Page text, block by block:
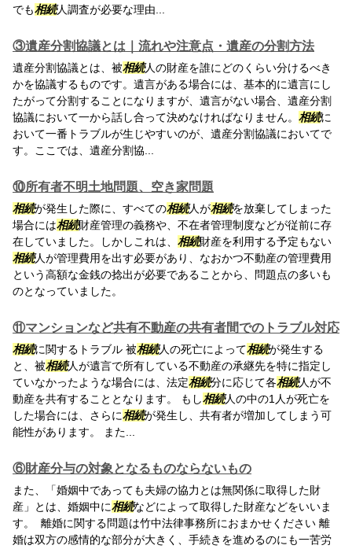
でも相続人調査が必要な理由...
③遺産分割協議とは｜流れや注意点・遺産の分割方法
遺産分割協議とは、被相続人の財産を誰にどのくらい分けるべき
かを協議するものです。遺言がある場合には、基本的に遺言にし
たがって分割することになりますが、遺言がない場合、遺産分割
協議において一から話し合って決めなければなりません。 相続に
おいて一番トラブルが生じやすいのが、遺産分割協議においてで
す。ここでは、遺産分割協...
⑩所有者不明土地問題、空き家問題
相続が発生した際に、すべての相続人が相続を放棄してしまった
場合には相続財産管理の義務や、不在者管理制度などが従前に存
在していました。しかしこれは、 相続財産を利用する予定もない
相続人が管理費用を出す必要があり、なおかつ不動産の管理費用
という高額な金銭の捻出が必要であることから、問題点の多いも
のとなっていました。
⑪マンションなど共有不動産の共有者間でのトラブル対応
相続に関するトラブル 被相続人の死亡によって相続が発生する
と、被相続人が遺言で所有している不動産の承継先を特に指定し
ていなかったような場合には、法定相続分に応じて各相続人が不
動産を共有することとなります。 もし相続人の中の1人が死亡を
した場合には、さらに相続が発生し、共有者が増加してしまう可
能性があります。 また...
⑥財産分与の対象となるものならないもの
また、「婚姻中であっても夫婦の協力とは無関係に取得した財
産」とは、婚姻中に相続などによって取得した財産などをいいま
す。 離婚に関する問題は竹中法律事務所におまかせください 離
婚は双方の感情的な部分が大きく、手続きを進めるのにも一苦労